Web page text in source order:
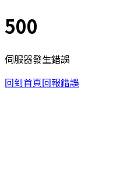
500
伺服器發生錯誤
回到首頁回報錯誤